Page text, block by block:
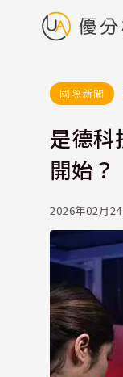
國際新聞
是德科
開始？
2026年02月